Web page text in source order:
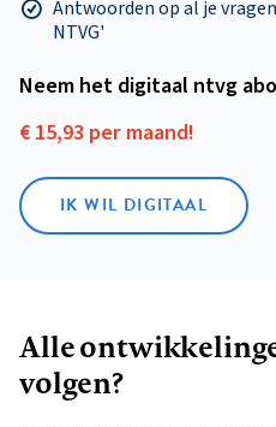
Antwoorden op al je
NTVG'
Neem het digitaal ntvg
€ 15,93 per maand!
IK WIL DIGITAAL
Alle
volgen?